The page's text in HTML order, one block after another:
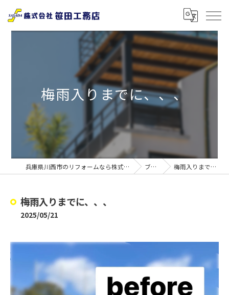
梅雨入りまでに、、、
兵庫県川西市のリフォームなら株式会社笹田工務店 ブログ 梅雨入りまでに、、、
梅雨入りまでに、、、
2025/05/21